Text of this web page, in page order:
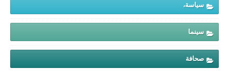
سياسة،
سينما
صحافة